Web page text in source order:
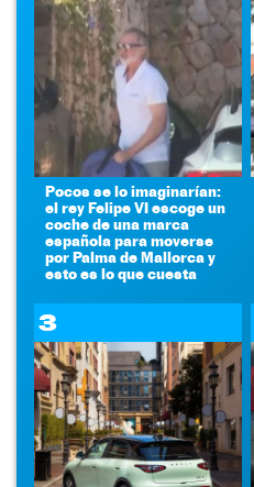
Pocos se lo imaginarían:
el rey Felipe VI escoge un
coche de una marca
española para moverse
por Palma de Mallorca y
esto es lo que cuesta
3